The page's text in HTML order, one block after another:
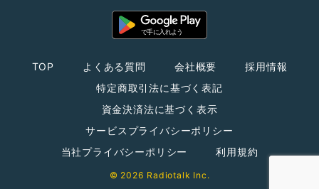
TOP よくある質問 会社概要
採用情報
特定商取引法に基づく表記
資金決済法に基づく表示
サービスプライバシーポリシー
当社プライバシーポリシー
利用規約
© 2026 Radiotalk Inc.